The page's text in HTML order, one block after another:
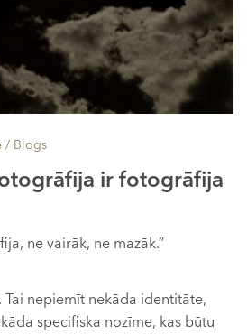
/ Blogs
ir fotogrāfija
ne vairāk, ne mazāk.”
Tai nepiemīt nekāda identitāte,
specifiska nozīme, kas būtu